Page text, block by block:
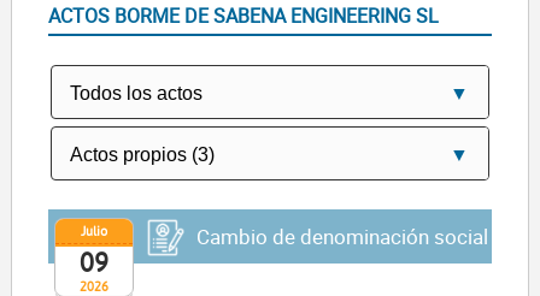
ACTOS BORME DE SABENA ENGINEERING SL
2026
Julio
09
Cambio de denominación social